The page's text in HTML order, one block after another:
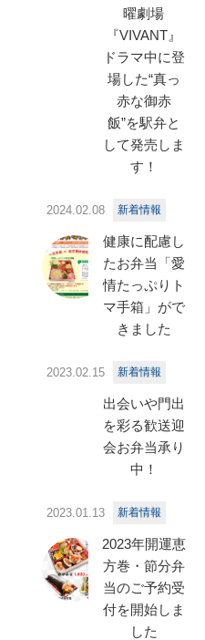
曜劇場
『VIVANT』
ドラマ中に登
場した“真っ
赤な御赤
飯”を駅弁と
して発売しま
す！
2024.02.08 新着情報
健康に配慮し
たお弁当「愛
情たっぷりト
マ手箱」がで
きました
2023.02.15 新着情報
出会いや門出
を彩る歓送迎
会お弁当承り
中！
2023.01.13 新着情報
2023年開運恵
方巻・節分弁
当のご予約受
付を開始しま
した